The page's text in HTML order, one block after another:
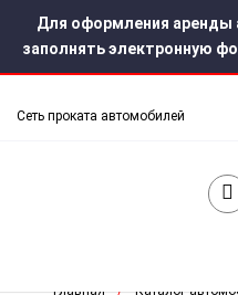
Для оформления аренды
заполнять электронную
Сеть проката автомобилей
Главная
Каталог